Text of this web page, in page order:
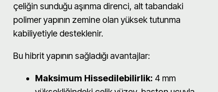
çeliğin sunduğu aşınma direnci, alt tabandaki
polimer yapının zemine olan yüksek tutunma
kabiliyetiyle desteklenir.
Bu hibrit yapının sağladığı avantajlar:
Maksimum Hissedilebilirlik: 4 mm